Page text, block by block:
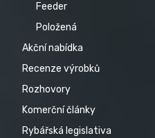
Feeder
Položená
Akční nabídka
Recenze výrobků
Rozhovory
Komerční články
Rybářská legislativa